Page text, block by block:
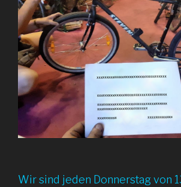
Wir sind jeden Donnerstag von